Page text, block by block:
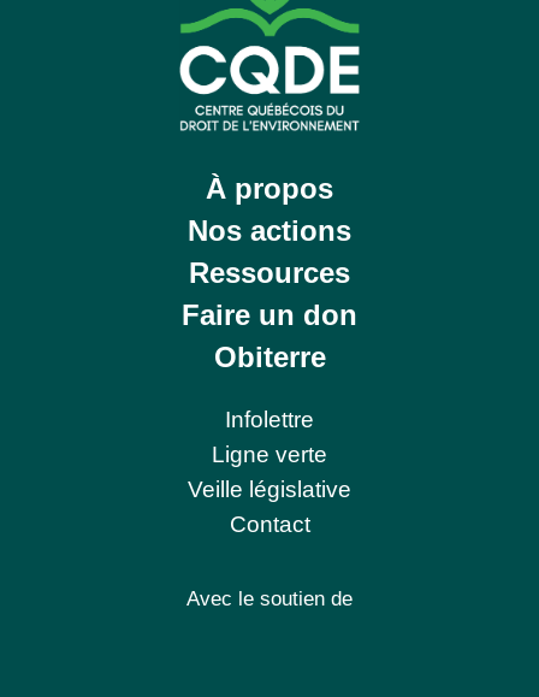
À propos
Nos actions
Ressources
Faire un don
Obiterre
Infolettre
Ligne verte
Veille législative
Contact
Avec le soutien de